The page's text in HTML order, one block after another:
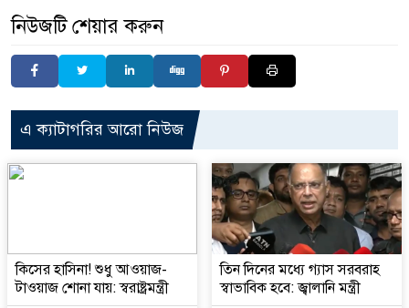
নিউজটি শেয়ার করুন
এ ক্যাটাগরির আরো নিউজ
কিসের হাসিনা! শুধু আওয়াজ-
টাওয়াজ শোনা যায়: স্বরাষ্ট্রমন্ত্রী
তিন দিনের মধ্যে গ্যাস সরবরাহ
স্বাভাবিক হবে: জ্বালানি মন্ত্রী